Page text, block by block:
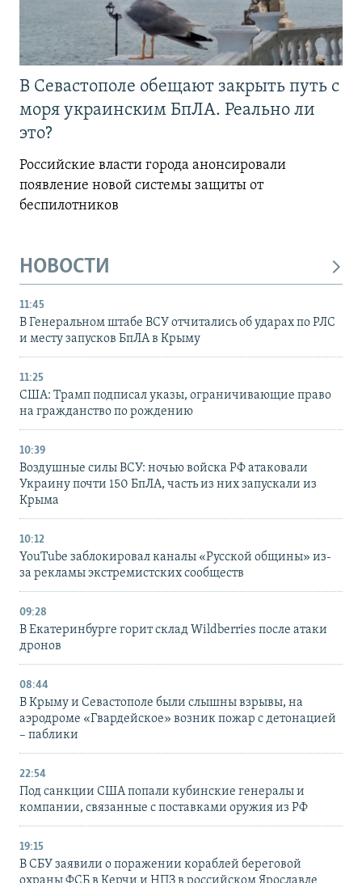
В Севастополе обещают закрыть путь с
моря украинским БпЛА. Реально ли
это?
Российские власти города анонсировали
появление новой системы защиты от
беспилотников
НОВОСТИ
11:45
В Генеральном штабе ВСУ отчитались об ударах по РЛС
и месту запусков БпЛА в Крыму
11:25
США: Трамп подписал указы, ограничивающие право
на гражданство по рождению
10:39
Воздушные силы ВСУ: ночью войска РФ атаковали
Украину почти 150 БпЛА, часть из них запускали из
Крыма
10:12
YouTube заблокировал каналы «Русской общины» из-
за рекламы экстремистских сообществ
09:28
В Екатеринбурге горит склад Wildberries после атаки
дронов
08:44
В Крыму и Севастополе были слышны взрывы, на
аэродроме «Гвардейское» возник пожар с детонацией
– паблики
22:54
Под санкции США попали кубинские генералы и
компании, связанные с поставками оружия из РФ
19:15
В СБУ заявили о поражении кораблей береговой